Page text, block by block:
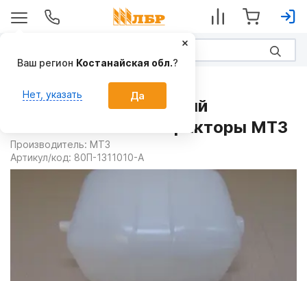
Бачок расширительный
80П-1311010-А на Тракторы МТЗ
Производитель: МТЗ
Артикул/код: 80П-1311010-А
Ваш регион Костанайская обл.?
Нет, указать Да